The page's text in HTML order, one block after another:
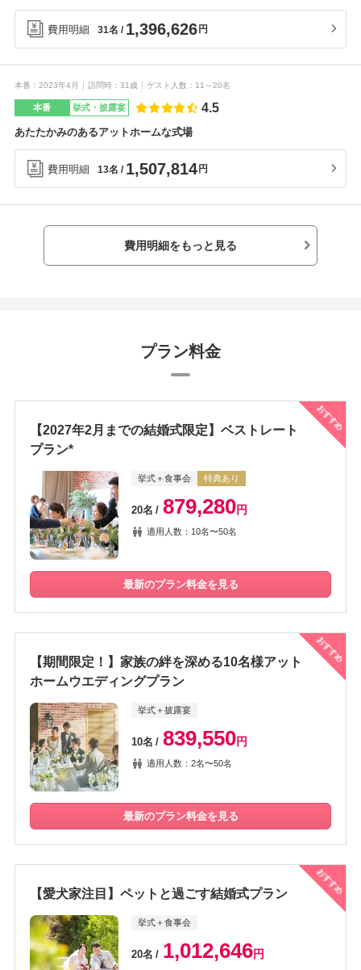
費用明細 31名 1,396,626 円
本番 2023年4月 訪問時 31歳 ゲスト人数 11～20名
本番 挙式・披露宴 4.5
あたたかみのあるアットホームな式場
費用明細 13名 1,507,814 円
費用明細をもっと見る
プラン料金
おすすめ
【2027年2月までの結婚式限定】ベストレート
プラン*
挙式＋食事会 特典あり
20名 879,280円
適用人数：10名〜50名
最新のプラン料金を見る
おすすめ
【期間限定！】家族の絆を深める10名様アット
ホームウエディングプラン
挙式＋披露宴
10名 839,550円
適用人数：2名〜50名
最新のプラン料金を見る
おすすめ
【愛犬家注目】ペットと過ごす結婚式プラン
挙式＋食事会
20名 1,012,646円